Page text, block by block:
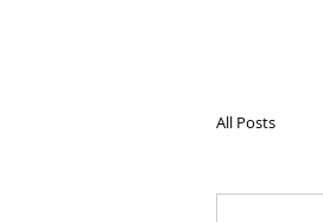
All Posts